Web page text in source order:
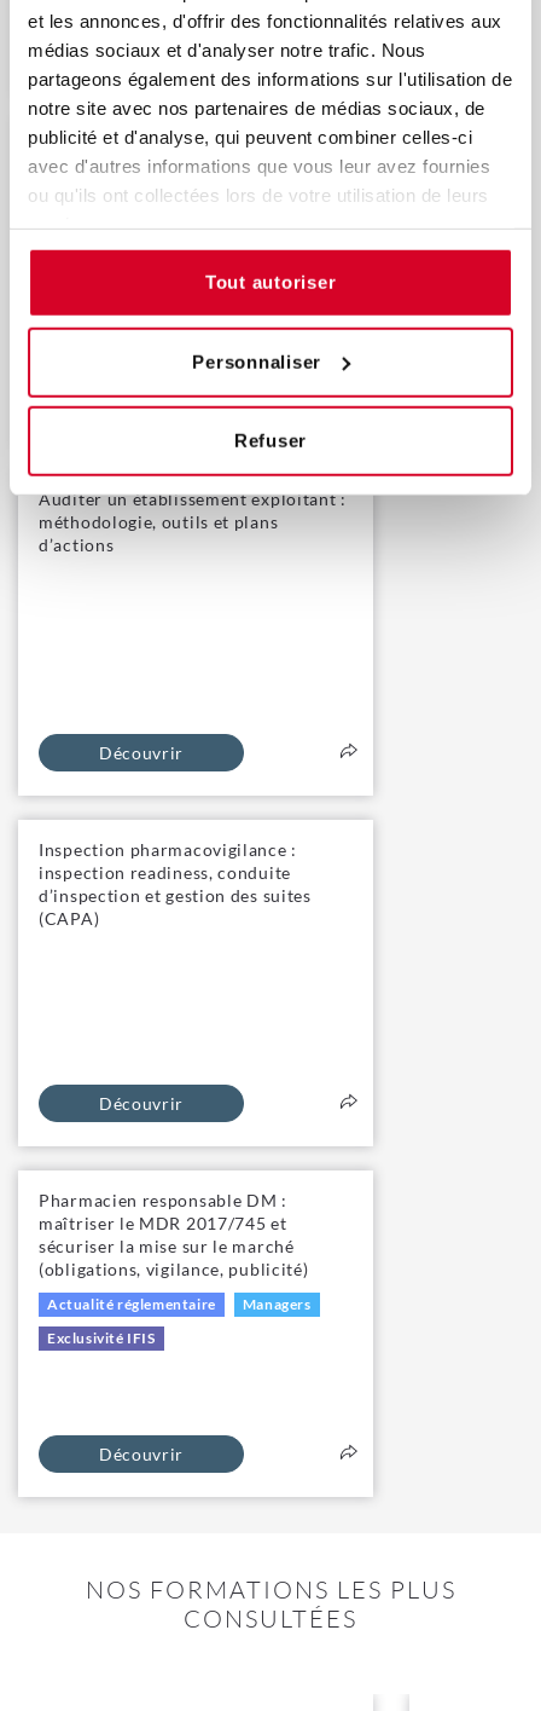
et les annonces, d'offrir des fonctionnalités relatives aux
médias sociaux et d'analyser notre trafic. Nous
partageons également des informations sur l'utilisation de
notre site avec nos partenaires de médias sociaux, de
publicité et d'analyse, qui peuvent combiner celles-ci
avec d'autres informations que vous leur avez fournies
ou qu'ils ont collectées lors de votre utilisation de leurs
Tout autoriser
Personnaliser
Refuser
Découvrir
Procédure centralisée :
responsabilités du titulaire d’AMM et
de l’exploitant en France
Actualité réglementaire
Découvrir
Auditer un établissement exploitant :
méthodologie, outils et plans
d’actions
Découvrir
Inspection pharmacovigilance :
inspection readiness, conduite
d’inspection et gestion des suites
(CAPA)
Découvrir
Pharmacien responsable DM :
maîtriser le MDR 2017/745 et
sécuriser la mise sur le marché
(obligations, vigilance, publicité)
Actualité réglementaire
Managers
Exclusivité IFIS
Découvrir
NOS FORMATIONS LES PLUS
CONSULTÉES